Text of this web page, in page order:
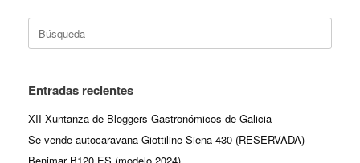
Entradas recientes
XII Xuntanza de Bloggers Gastronómicos de Galicia
Se vende autocaravana Giottiline Siena 430 (RESERVADA)